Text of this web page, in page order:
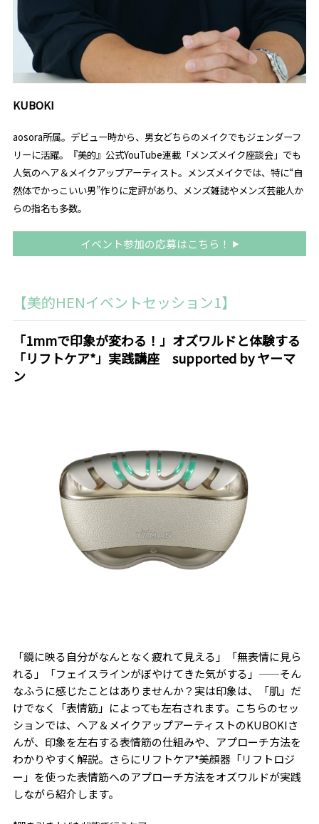
KUBOKI
aosora所属。デビュー時から、男女どちらのメイクでもジェンダーフ
リーに活躍。『美的』公式YouTube連載「メンズメイク座談会」でも
人気のヘア＆メイクアップアーティスト。メンズメイクでは、特に“自
然体でかっこいい男”作りに定評があり、メンズ雑誌やメンズ芸能人か
らの指名も多数。
イベント参加の応募はこちら！
【美的HENイベントセッション1】
「1mmで印象が変わる！」オズワルドと体験する
「リフトケア*」実践講座 supported by ヤーマ
ン
「鏡に映る自分がなんとなく疲れて見える」「無表情に見ら
れる」「フェイスラインがぼやけてきた気がする」——そん
なふうに感じたことはありませんか？実は印象は、「肌」だ
けでなく「表情筋」によっても左右されます。こちらのセッ
ションでは、ヘア＆メイクアップアーティストのKUBOKIさ
んが、印象を左右する表情筋の仕組みや、アプローチ方法を
わかりやすく解説。さらにリフトケア*美顔器「リフトロジ
ー」を使った表情筋へのアプローチ方法をオズワルドが実践
しながら紹介します。